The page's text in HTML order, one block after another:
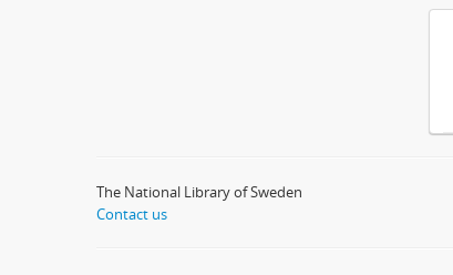
The National Library of Sweden
Contact us